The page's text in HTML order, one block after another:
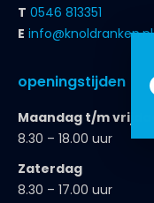
T 0546 813351
E info@knoldranken.nl
openingstijden
Maandag t/m vrijdag
8.30 – 18.00 uur
Zaterdag
8.30 – 17.00 uur